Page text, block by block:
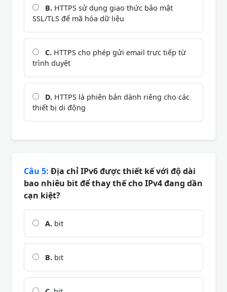
B. HTTPS sử dụng giao thức bảo mật
SSL/TLS để mã hóa dữ liệu
C. HTTPS cho phép gửi email trực tiếp từ
trình duyệt
D. HTTPS là phiên bản dành riêng cho các
thiết bị di động
Câu 5: Địa chỉ IPv6 được thiết kế với độ dài
bao nhiêu bit để thay thế cho IPv4 đang dần
cạn kiệt?
A. bit
B. bit